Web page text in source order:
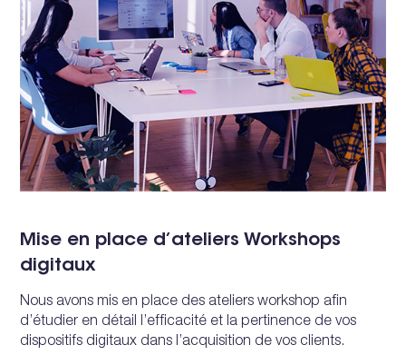
Mise en place d’ateliers Workshops
digitaux
Nous avons mis en place des ateliers workshop afin
d’étudier en détail l’efficacité et la pertinence de vos
dispositifs digitaux dans l’acquisition de vos clients.